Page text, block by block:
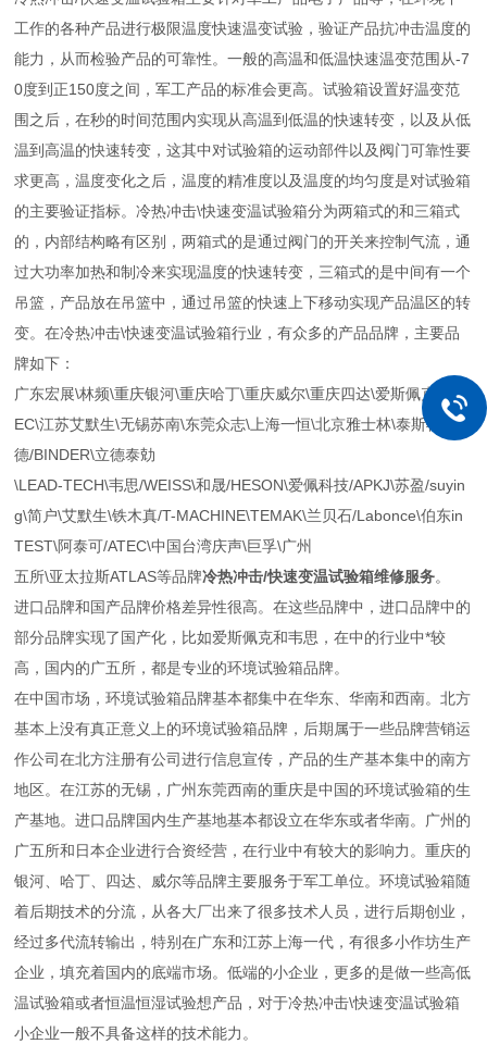
工作的各种产品进行极限温度快速温变试验，验证产品抗冲击温度的
能力，从而检验产品的可靠性。一般的高温和低温快速温变范围从-7
0度到正150度之间，军工产品的标准会更高。试验箱设置好温变范
围之后，在秒的时间范围内实现从高温到低温的快速转变，以及从低
温到高温的快速转变，这其中对试验箱的运动部件以及阀门可靠性要
求更高，温度变化之后，温度的精准度以及温度的均匀度是对试验箱
的主要验证指标。冷热冲击\快速变温试验箱分为两箱式的和三箱式
的，内部结构略有区别，两箱式的是通过阀门的开关来控制气流，通
过大功率加热和制冷来实现温度的快速转变，三箱式的是中间有一个
吊篮，产品放在吊篮中，通过吊篮的快速上下移动实现产品温区的转
变。在冷热冲击\快速变温试验箱行业，有众多的产品品牌，主要品
牌如下：
广东宏展\林频\重庆银河\重庆哈丁\重庆威尔\重庆四达\爱斯佩克ESP
EC\江苏艾默生\无锡苏南\东莞众志\上海一恒\北京雅士林\泰斯特\宾
德/BINDER\立德泰勀
\LEAD-TECH\韦思/WEISS\和晟/HESON\爱佩科技/APKJ\苏盈/suyin
g\简户\艾默生\铁木真/T-MACHINE\TEMAK\兰贝石/Labonce\伯东in
TEST\阿泰可/ATEC\中国台湾庆声\巨孚\广州
五所\亚太拉斯ATLAS等品牌冷热冲击/快速变温试验箱维修服务。
进口品牌和国产品牌价格差异性很高。在这些品牌中，进口品牌中的
部分品牌实现了国产化，比如爱斯佩克和韦思，在中的行业中*较
高，国内的广五所，都是专业的环境试验箱品牌。
在中国市场，环境试验箱品牌基本都集中在华东、华南和西南。北方
基本上没有真正意义上的环境试验箱品牌，后期属于一些品牌营销运
作公司在北方注册有公司进行信息宣传，产品的生产基本集中的南方
地区。在江苏的无锡，广州东莞西南的重庆是中国的环境试验箱的生
产基地。进口品牌国内生产基地基本都设立在华东或者华南。广州的
广五所和日本企业进行合资经营，在行业中有较大的影响力。重庆的
银河、哈丁、四达、威尔等品牌主要服务于军工单位。环境试验箱随
着后期技术的分流，从各大厂出来了很多技术人员，进行后期创业，
经过多代流转输出，特别在广东和江苏上海一代，有很多小作坊生产
企业，填充着国内的底端市场。低端的小企业，更多的是做一些高低
温试验箱或者恒温恒湿试验想产品，对于冷热冲击\快速变温试验箱
小企业一般不具备这样的技术能力。